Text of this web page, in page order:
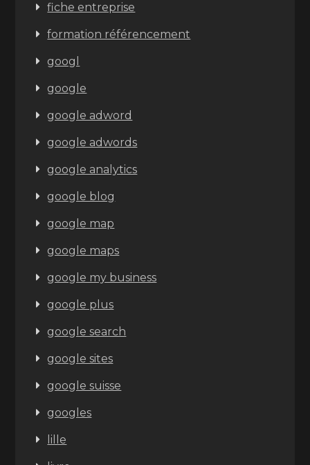
fiche entreprise
formation référencement
googl
google
google adword
google adwords
google analytics
google blog
google map
google maps
google my business
google plus
google search
google sites
google suisse
googles
lille